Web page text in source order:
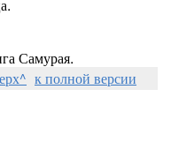
Самурая.
к полной версии